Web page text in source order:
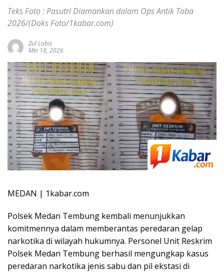
Teks Foto : Pasutri Diamankan dalam Ops Antik Toba
2026/(Doks Foto/1kabar.com)
Zul Lobis
Mei 18, 2026
MEDAN | 1kabar.com
Polsek Medan Tembung kembali menunjukkan
komitmennya dalam memberantas peredaran gelap
narkotika di wilayah hukumnya. Personel Unit Reskrim
Polsek Medan Tembung berhasil mengungkap kasus
peredaran narkotika jenis sabu dan pil ekstasi di